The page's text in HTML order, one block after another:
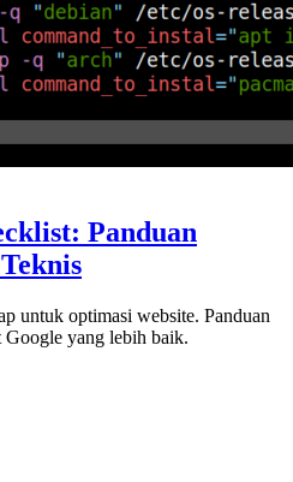
Panduan
untuk optimasi website. Panduan
yang lebih baik.